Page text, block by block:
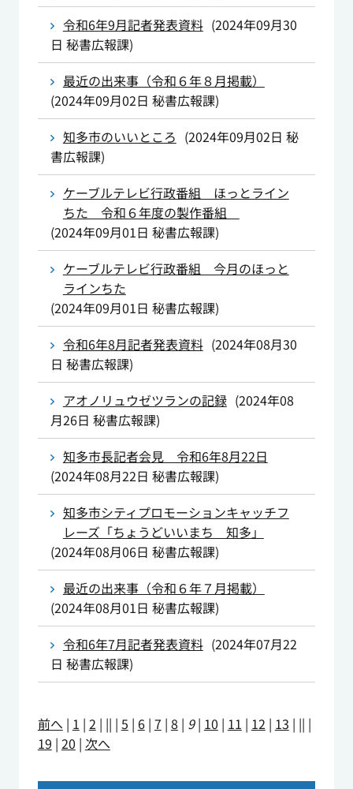
令和6年9月記者発表資料 (2024年09月30
日 秘書広報課)
最近の出来事（令和６年８月掲載）
(2024年09月02日 秘書広報課)
知多市のいいところ (2024年09月02日 秘
書広報課)
ケーブルテレビ行政番組 ほっとライン
ちた 令和６年度の製作番組
(2024年09月01日 秘書広報課)
ケーブルテレビ行政番組 今月のほっと
ラインちた
(2024年09月01日 秘書広報課)
令和6年8月記者発表資料 (2024年08月30
日 秘書広報課)
アオノリュウゼツランの記録 (2024年08
月26日 秘書広報課)
知多市長記者会見 令和6年8月22日
(2024年08月22日 秘書広報課)
知多市シティプロモーションキャッチフ
レーズ「ちょうどいいまち 知多」
(2024年08月06日 秘書広報課)
最近の出来事（令和６年７月掲載）
(2024年08月01日 秘書広報課)
令和6年7月記者発表資料 (2024年07月22
日 秘書広報課)
前へ | 1 | 2 | || | 5 | 6| 7 | 8| 9| 10 | 11 | 12 | 13 | || |
19 | 20 | 次へ